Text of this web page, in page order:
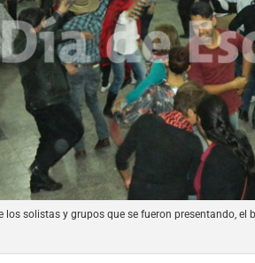
los solistas y grupos que se fueron presentando, el